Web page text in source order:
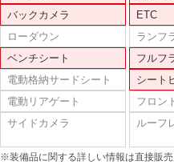
バックカメラ
ETC
ローダウン
ランフ
ベンチシート
フルフ
電動格納サードシート
シート
電動リアゲート
フロン
サイドカメラ
ルーフ
※装備品に関する詳しい情報は直接販売